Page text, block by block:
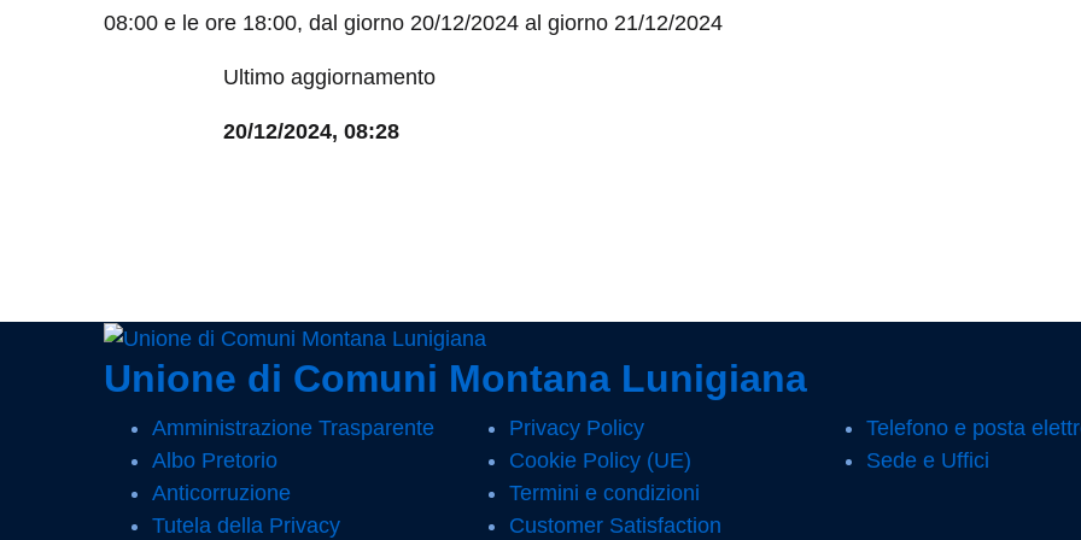
08:00 e le ore 18:00, dal giorno 20/12/2024 al giorno 21/12/2024
Ultimo aggiornamento
20/12/2024, 08:28
Unione di Comuni Montana Lunigiana
Amministrazione Trasparente
Albo Pretorio
Anticorruzione
Tutela della Privacy
Privacy Policy
Cookie Policy (UE)
Termini e condizioni
Customer Satisfaction
Telefono e posta
Sede e Uffici